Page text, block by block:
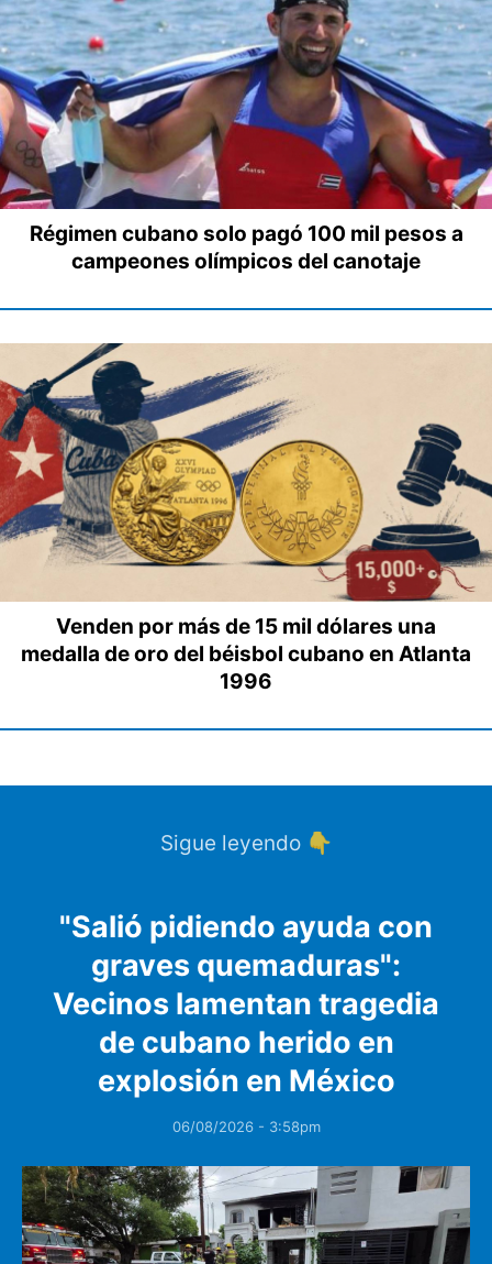
Régimen cubano solo pagó 100 mil pesos a
campeones olímpicos del canotaje
Venden por más de 15 mil dólares una
medalla de oro del béisbol cubano en Atlanta
1996
Sigue leyendo 👇